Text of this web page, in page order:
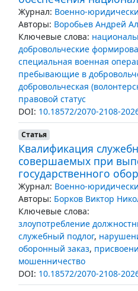
Журнал: Военно-
Авторы: Воробьев Андрей
Ключевые слова:
добровольческие
специальная военная
пребывающие в
добровольческая
правовой статус
DOI: 10.18572/2070-2108-
Статья
Квалификация
совершаемых при
государственного
Журнал: Военно-
Авторы: Борков Виктор
Ключевые слова:
злоупотребление
служебный подлог,
оборонный заказ,
мошенничество
DOI: 10.18572/2070-2108-